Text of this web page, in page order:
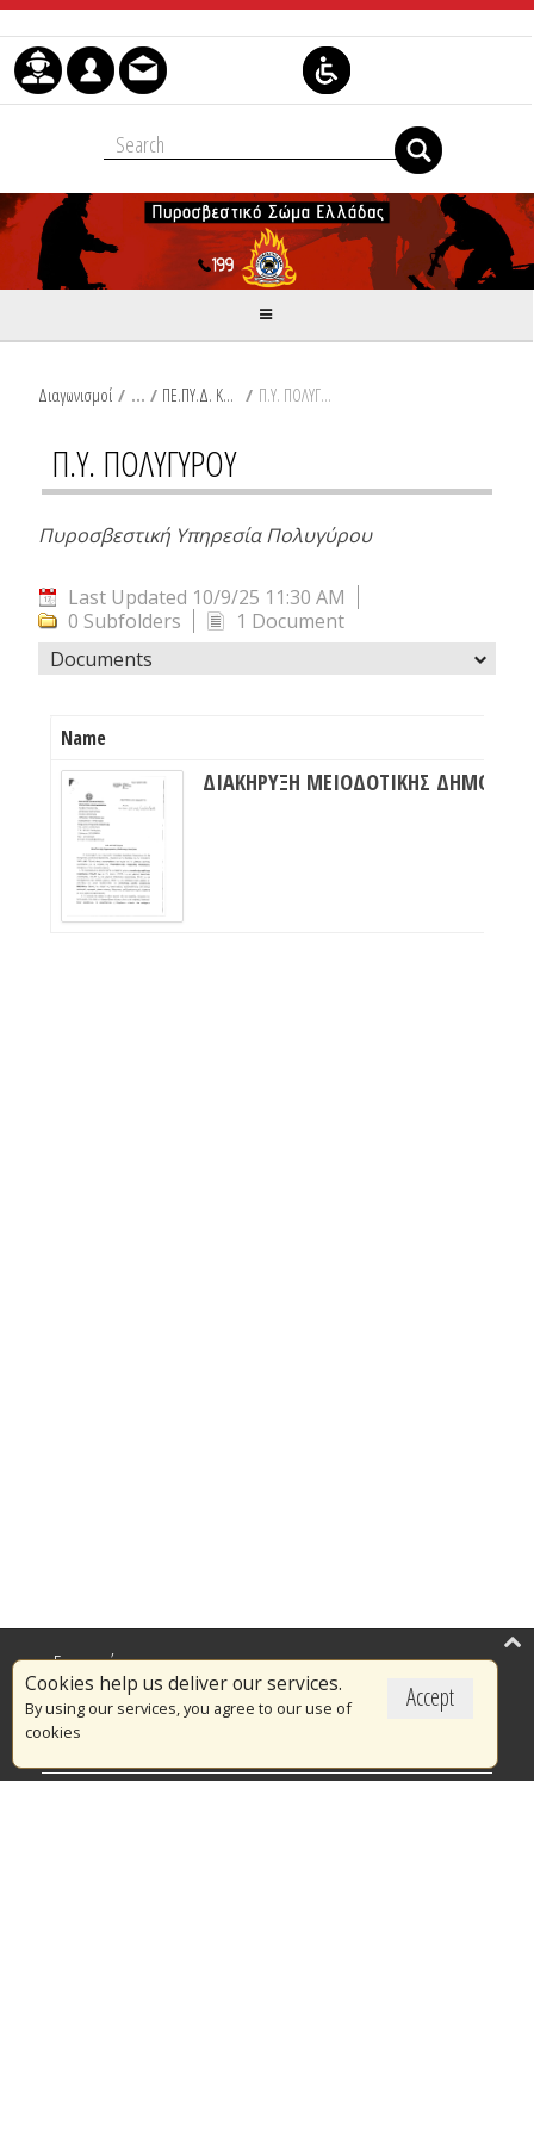
Skip to Content
Διαγωνισμοί / ΠΕ.ΠΥ.Δ. ΚΕΝΤΡΙΚΗΣ ΜΑΚΕΔΟΝΙΑΣ / Π.Υ. ΠΟΛΥΓΥΡΟΥ
Π.Υ. ΠΟΛΥΓΥΡΟΥ
Πυροσβεστική Υπηρεσία Πολυγύρου
Last Updated 10/9/25 11:30 AM
0 Subfolders
1 Document
Documents
Name
Accept
Cookies help us deliver our services.
By using our services, you agree to our use of
cookies
Επικαιρότητα
Το Πυροσβεστικό Σώμα